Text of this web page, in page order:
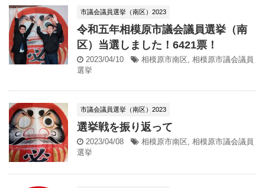
市議会議員選挙（南区）2023
令和五年相模原市議会議員選挙（南
区）当選しました！6421票！
2023/04/10 相模原市南区, 相模原市議会議員
選挙
市議会議員選挙（南区）2023
選挙戦を振り返って
2023/04/08 相模原市南区, 相模原市議会議員
選挙